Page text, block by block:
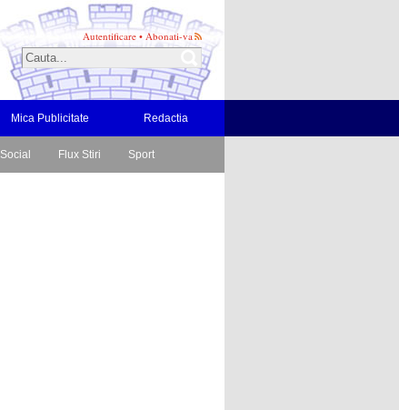
Autentificare • Abonati-va
Mica Publicitate Redactia
Social Flux Stiri Sport